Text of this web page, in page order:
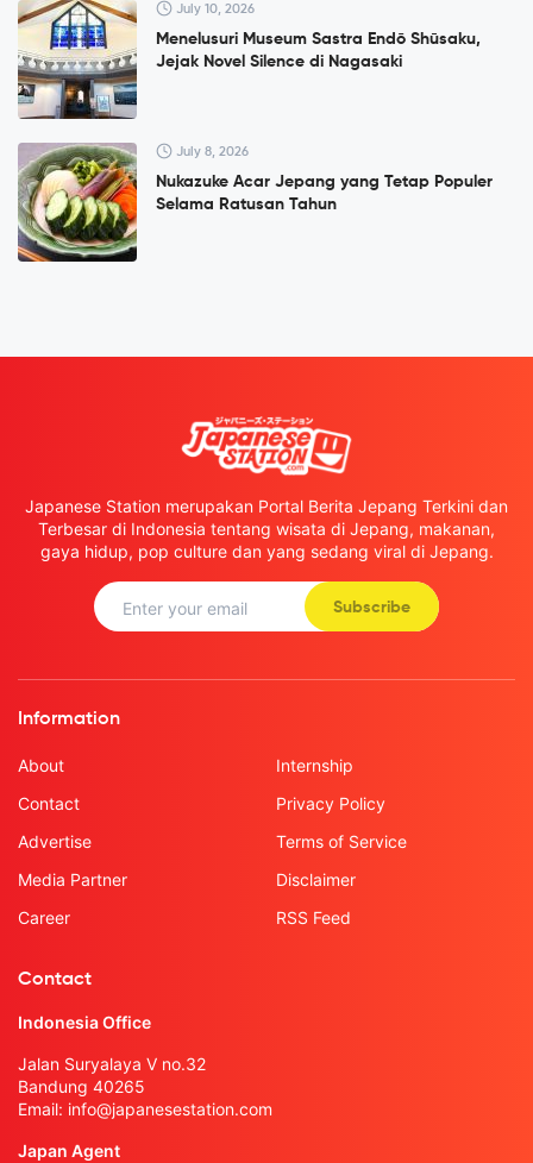
July 10, 2026
Menelusuri Museum Sastra Endō Shūsaku,
Jejak Novel Silence di Nagasaki
July 8, 2026
Nukazuke Acar Jepang yang Tetap Populer
Selama Ratusan Tahun
Japanese Station merupakan Portal Berita Jepang Terkini dan
Terbesar di Indonesia tentang wisata di Jepang, makanan,
gaya hidup, pop culture dan yang sedang viral di Jepang.
Subscribe
Information
About
Contact
Advertise
Media Partner
Career
Internship
Privacy Policy
Terms of Service
Disclaimer
RSS Feed
Contact
Indonesia Office
Jalan Suryalaya V no.32
Bandung 40265
Email: info@japanesestation.com
Japan Agent